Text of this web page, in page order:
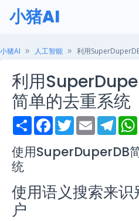
小猪AI
小猪AI 人工智能 利用
利用
简单的去重系统
S
h
r
e
F
a
e
b
k
T
w
t
t
E
m
i
l
T
e
e
g
m
使用SuperDuperDB
统
使用语义搜索来
户